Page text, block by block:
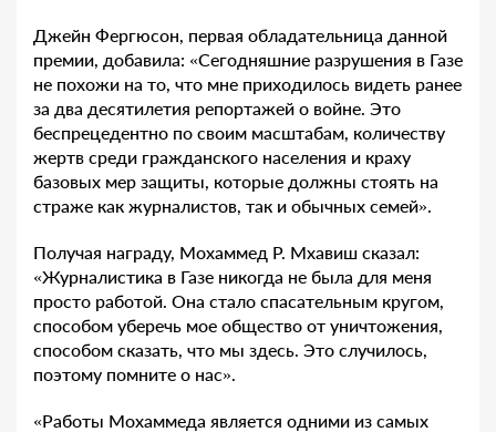
Джейн Фергюсон, первая обладательница данной
премии, добавила: «Сегодняшние разрушения в Газе
не похожи на то, что мне приходилось видеть ранее
за два десятилетия репортажей о войне. Это
беспрецедентно по своим масштабам, количеству
жертв среди гражданского населения и краху
базовых мер защиты, которые должны стоять на
страже как журналистов, так и обычных семей».
Получая награду, Мохаммед Р. Мхавиш сказал:
«Журналистика в Газе никогда не была для меня
просто работой. Она стало спасательным кругом,
способом уберечь мое общество от уничтожения,
способом сказать, что мы здесь. Это случилось,
поэтому помните о нас».
«Работы Мохаммеда является одними из самых